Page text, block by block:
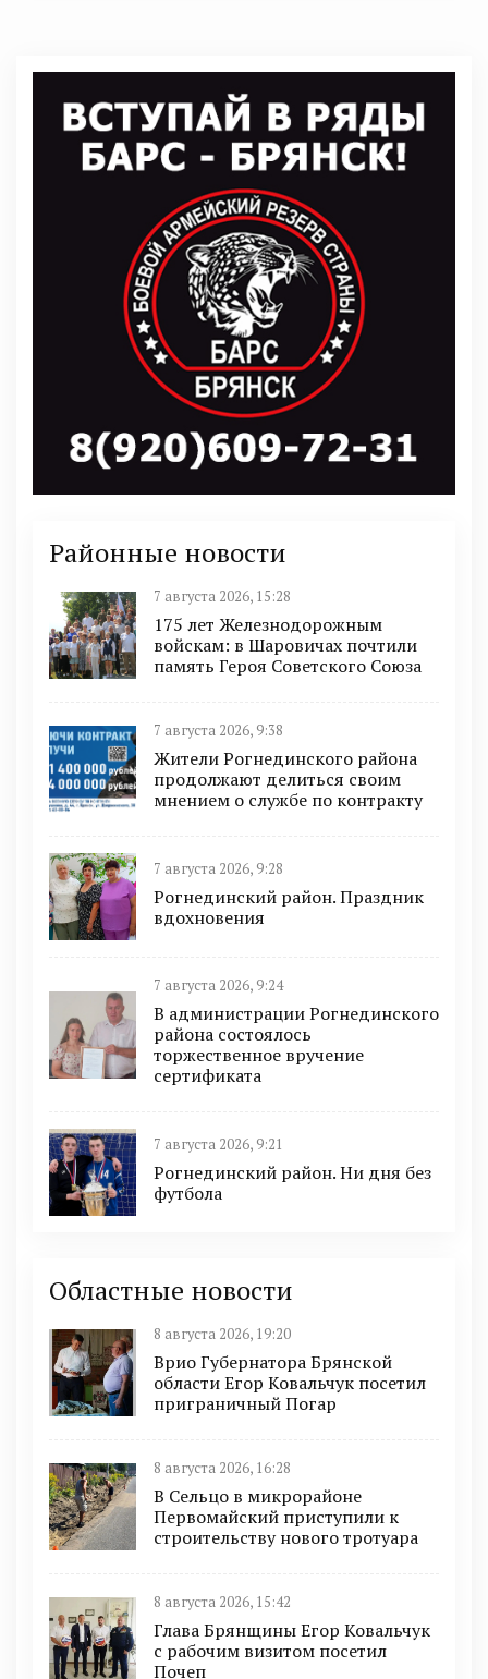
Районные новости
7 августа 2026, 15:28
175 лет Железнодорожным
войскам: в Шаровичах почтили
память Героя Советского Союза
7 августа 2026, 9:38
Жители Рогнединского района
продолжают делиться своим
мнением о службе по контракту
7 августа 2026, 9:28
Рогнединский район. Праздник
вдохновения
7 августа 2026, 9:24
В администрации Рогнединского
района состоялось
торжественное вручение
сертификата
7 августа 2026, 9:21
Рогнединский район. Ни дня без
футбола
Областные новости
8 августа 2026, 19:20
Врио Губернатора Брянской
области Егор Ковальчук посетил
приграничный Погар
8 августа 2026, 16:28
В Сельцо в микрорайоне
Первомайский приступили к
строительству нового тротуара
8 августа 2026, 15:42
Глава Брянщины Егор Ковальчук
с рабочим визитом посетил
Почеп